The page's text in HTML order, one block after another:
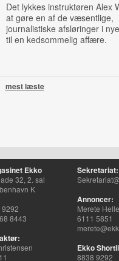
Det lykkes instruktøren Alex
at gøre en af de væsentlige,
journalistiske afsløringer i
til en kedsommelig affære.
mest læste
Ekko
32, 2. sal
K
9292
8443
Sekretariat:
Annoncer:
Merete
6111 5851
Ekko
8838 9292